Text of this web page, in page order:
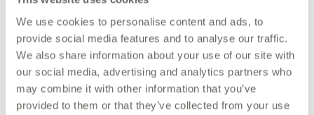
We use cookies to personalise content and ads, to
provide social media features and to analyse our traffic.
We also share information about your use of our site with
our social media, advertising and analytics partners who
may combine it with other information that you’ve
provided to them or that they’ve collected from your use
En se basant sur les données de la grande crue de 1910 en
région parisienne, l’application permet d’anticiper et de
simuler un prochain risque inondation, afin d’aider les
communes à préparer leur plan de préven­­­tion du risque inon­­­
da­­­tion (PPRI).